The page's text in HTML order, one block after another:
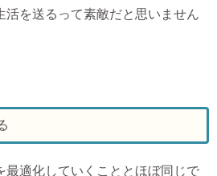
活を送るって素敵だと思いません
最適化していくこととほぼ同じで